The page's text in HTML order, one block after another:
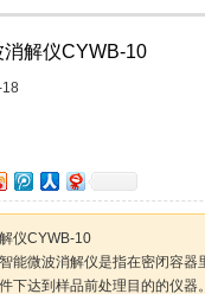
解仪CYWB-10
18
仪CYWB-10
能微波消解仪是指在密闭容器
下达到样品前处理目的的仪器